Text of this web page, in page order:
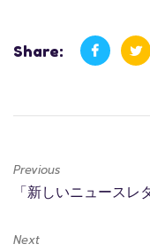
Share:
Previous
「新しいニュースレ
Next